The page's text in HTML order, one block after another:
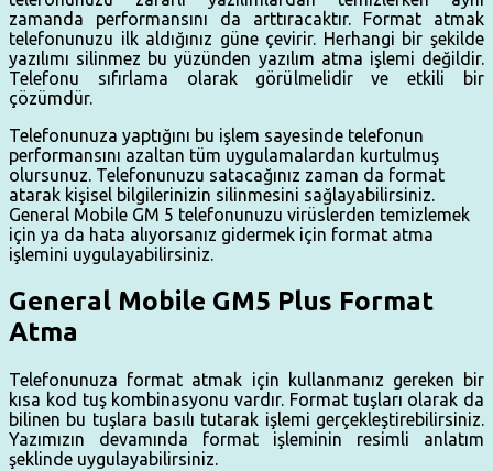
zamanda performansını da arttıracaktır. Format atmak
telefonunuzu ilk aldığınız güne çevirir. Herhangi bir şekilde
yazılımı silinmez bu yüzünden yazılım atma işlemi değildir.
Telefonu sıfırlama olarak görülmelidir ve etkili bir
çözümdür.
Telefonunuza yaptığını bu işlem sayesinde telefonun
performansını azaltan tüm uygulamalardan kurtulmuş
olursunuz. Telefonunuzu satacağınız zaman da format
atarak kişisel bilgilerinizin silinmesini sağlayabilirsiniz.
General Mobile GM 5 telefonunuzu virüslerden temizlemek
için ya da hata alıyorsanız gidermek için format atma
işlemini uygulayabilirsiniz.
General Mobile GM5 Plus Format
Atma
Telefonunuza format atmak için kullanmanız gereken bir
kısa kod tuş kombinasyonu vardır. Format tuşları olarak da
bilinen bu tuşlara basılı tutarak işlemi gerçekleştirebilirsiniz.
Yazımızın devamında format işleminin resimli anlatım
şeklinde uygulayabilirsiniz.